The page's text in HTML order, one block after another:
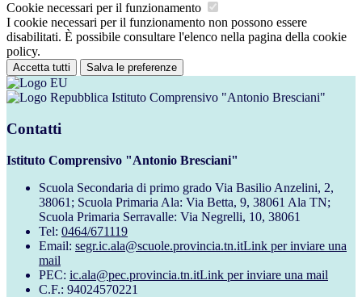
Cookie necessari per il funzionamento
I cookie necessari per il funzionamento non possono essere
disabilitati. È possibile consultare l'elenco nella pagina della cookie
policy.
Accetta tutti Salva le preferenze
Istituto Comprensivo "Antonio Bresciani"
Contatti
Istituto Comprensivo "Antonio Bresciani"
Scuola Secondaria di primo grado Via Basilio Anzelini, 2,
38061; Scuola Primaria Ala: Via Betta, 9, 38061 Ala TN;
Scuola Primaria Serravalle: Via Negrelli, 10, 38061
Tel: 0464/671119
Email: segr.ic.ala@scuole.provincia.tn.itLink per inviare una
mail
PEC: ic.ala@pec.provincia.tn.itLink per inviare una mail
C.F.: 94024570221